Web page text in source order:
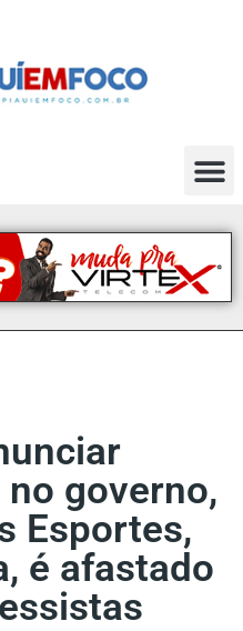
governo,
Esportes,
é afastado